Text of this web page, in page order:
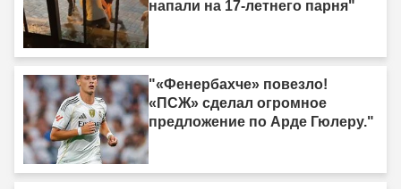
напали на 17-летнего парня"
"«Фенербахче» повезло!
«ПСЖ» сделал огромное
предложение по Арде Гюлеру."